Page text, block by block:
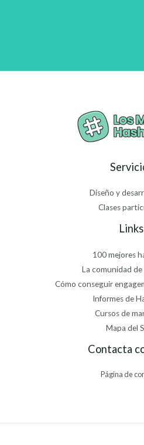
Diseño y
Clases
Links
100 mejores
La comunidad
Cómo conseguir
Informes de
Cursos de
Mapa del
Contacta
Página de